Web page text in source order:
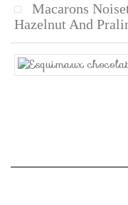
Macarons
Hazelnut And